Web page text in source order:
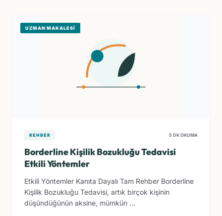
UZMAN MAKALESI
REHBER 5 DK OKUMA
Borderline Kişilik Bozukluğu Tedavisi
Etkili Yöntemler
Etkili Yöntemler Kanıta Dayalı Tam Rehber Borderline
Kişilik Bozukluğu Tedavisi, artık birçok kişinin
düşündüğünün aksine, mümkün ...